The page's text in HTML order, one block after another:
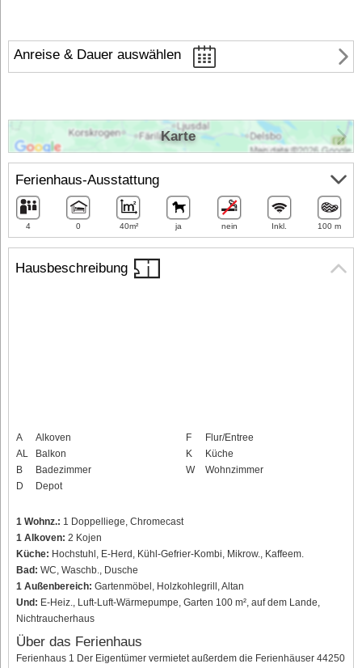
Anreise & Dauer auswählen
Hausbeschreibung
A
Alkoven
AL
Balkon
B
Badezimmer
D
Depot
F
Flur/Entree
K
Küche
W
Wohnzimmer
1 Wohnz.: 1 Doppelliege, Chromecast
1 Alkoven: 2 Kojen
Küche: Hochstuhl, E-Herd, Kühl-Gefrier-Kombi, Mikrow., Kaffeem.
Bad: WC, Waschb., Dusche
1 Außenbereich: Gartenmöbel, Holzkohlegrill, Altan
Und: E-Heiz., Luft-Luft-Wärmepumpe, Garten 100 m², auf dem Lande,
Nichtraucherhaus
Über das Ferienhaus
Ferienhaus 1 Der Eigentümer vermietet außerdem die Ferienhäuser 44250
Ferienhaus-Ausstattung
4 0 40m² ja nein Inkl. 100 m
Karte